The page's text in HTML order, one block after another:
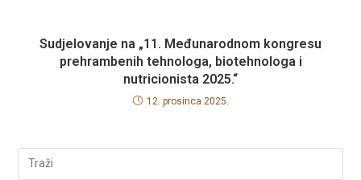
Sudjelovanje na „11. Međunarodnom kongresu
prehrambenih tehnologa, biotehnologa i
nutricionista 2025.“
12. prosinca 2025.